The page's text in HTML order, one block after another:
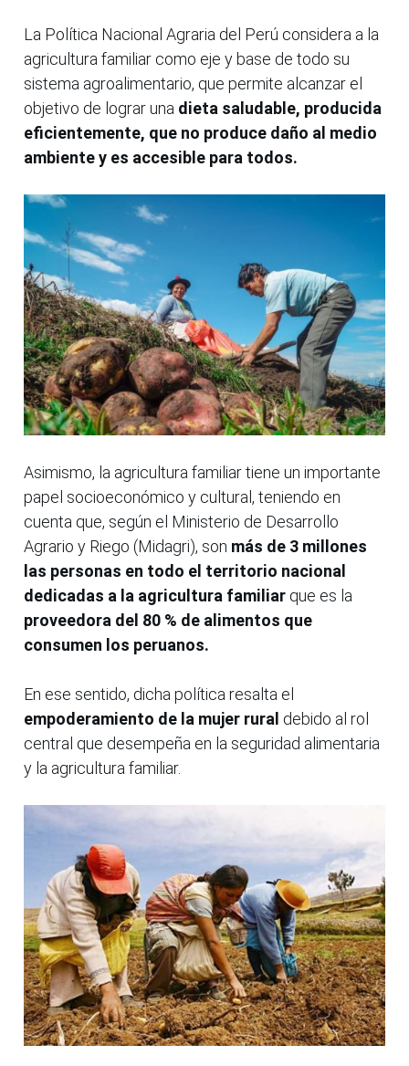
La Política Nacional Agraria del Perú considera a la
agricultura familiar como eje y base de todo su
sistema agroalimentario, que permite alcanzar el
objetivo de lograr una dieta saludable, producida
eficientemente, que no produce daño al medio
ambiente y es accesible para todos.
Asimismo, la agricultura familiar tiene un importante
papel socioeconómico y cultural, teniendo en
cuenta que, según el Ministerio de Desarrollo
Agrario y Riego (Midagri), son más de 3 millones
las personas en todo el territorio nacional
dedicadas a la agricultura familiar que es la
proveedora del 80 % de alimentos que
consumen los peruanos.
En ese sentido, dicha política resalta el
empoderamiento de la mujer rural debido al rol
central que desempeña en la seguridad alimentaria
y la agricultura familiar.